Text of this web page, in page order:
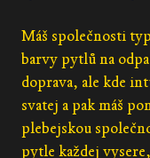
Máš společnosti
barvy pytlů na
doprava, ale kde
svatej a pak máš
plebejskou
pytle každej